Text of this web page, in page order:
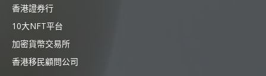
香港證券行
10大NFT平台
加密貨幣交易所
香港移民顧問公司